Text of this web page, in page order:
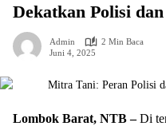
Dekatkan Polisi
Admin
2 Min Baca
Juni 4, 2025
Lombok Barat, NTB –Di